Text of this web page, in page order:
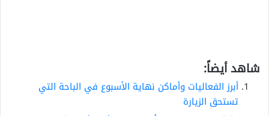
شاهد أيضاً:
أبرز الفعاليات وأماكن نهاية الأسبوع في الباحة التي
تستحق الزيارة